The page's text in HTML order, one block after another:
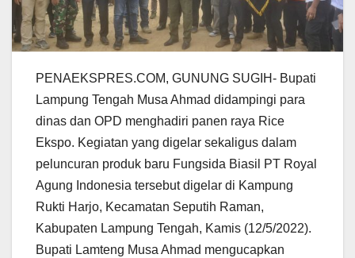
PENAEKSPRES.COM, GUNUNG SUGIH- Bupati
Lampung Tengah Musa Ahmad didampingi para
dinas dan OPD menghadiri panen raya Rice
Ekspo. Kegiatan yang digelar sekaligus dalam
peluncuran produk baru Fungsida Biasil PT Royal
Agung Indonesia tersebut digelar di Kampung
Rukti Harjo, Kecamatan Seputih Raman,
Kabupaten Lampung Tengah, Kamis (12/5/2022).
Bupati Lamteng Musa Ahmad mengucapkan